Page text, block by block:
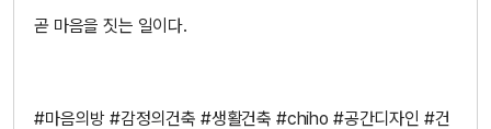
곧 마음을 짓는 일이다.
#마음의방 #감정의건축 #생활건축 #chiho #공간디자인 #건